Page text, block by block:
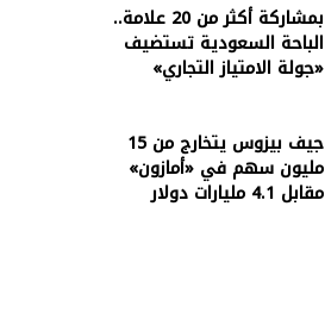
بمشاركة أكثر من 20 علامة..
الباحة السعودية تستضيف
«جولة الامتياز التجاري»
جيف بيزوس يتخارج من 15
مليون سهم في «أمازون»
مقابل 4.1 مليارات دولار